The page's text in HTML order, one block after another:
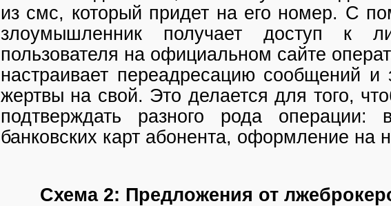
из смс, который придет на его номер. С
злоумышленник получает доступ к
пользователя на официальном сайте
настраивает переадресацию сообщений и
жертвы на свой. Это делается для того,
подтверждать разного рода операции:
банковских карт абонента, оформление на
Схема 2: Предложения от